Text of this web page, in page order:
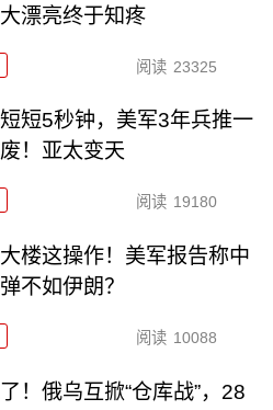
漂亮终于知疼
阅读 23325
短5秒钟，美军3年兵推一
！亚太变天
阅读 19180
楼这操作！美军报告称中
不如伊朗？
阅读 10088
！俄乌互掀“仓库战”，28